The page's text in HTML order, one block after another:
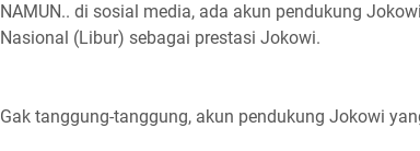
NAMUN.. di sosial media, ada akun pendukung
Nasional (Libur) sebagai prestasi Jokowi.
Gak tanggung-tanggung, akun pendukung Jokowi